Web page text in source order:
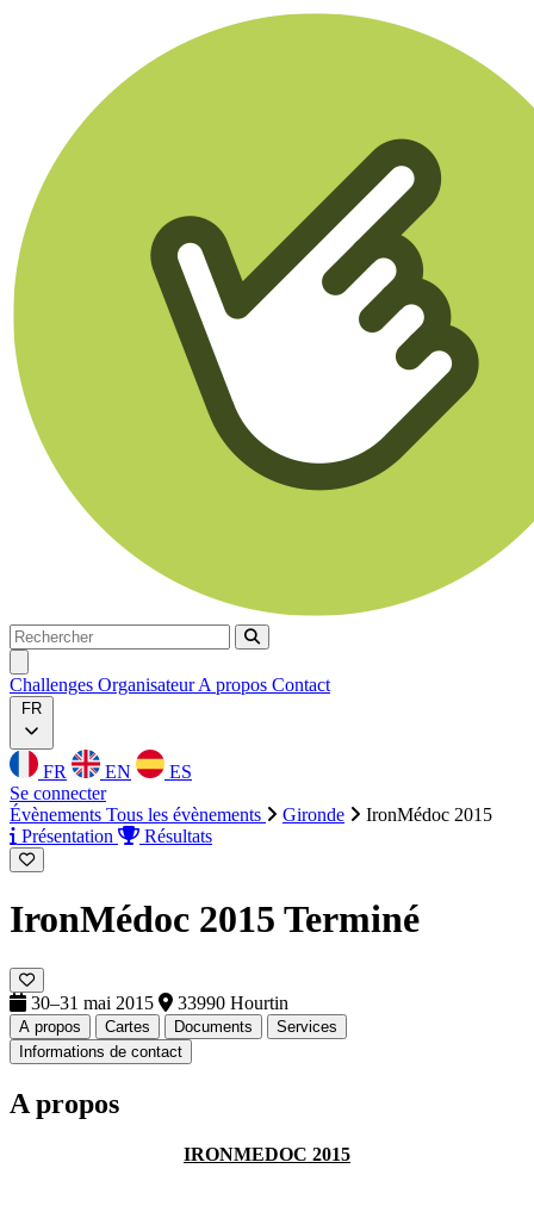
Rechercher
Rechercher
Challenges OrganisateurA propos Contact
FR
FR EN
ES
Se connecter
Évènements Tous les évènements Gironde
IronMédoc 2015
Présentation
Résultats
IronMédoc 2015 Terminé
30–31 mai 2015 33990 Hourtin
A propos Cartes Documents
Services
Informations de contact
A propos
IRONMEDOC 2015